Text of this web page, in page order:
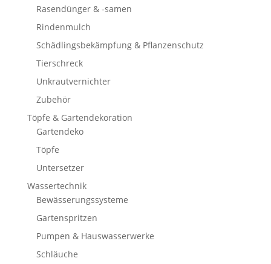
Rasendünger & -samen
Rindenmulch
Schädlingsbekämpfung & Pflanzenschutz
Tierschreck
Unkrautvernichter
Zubehör
Töpfe & Gartendekoration
Gartendeko
Töpfe
Untersetzer
Wassertechnik
Bewässerungssysteme
Gartenspritzen
Pumpen & Hauswasserwerke
Schläuche